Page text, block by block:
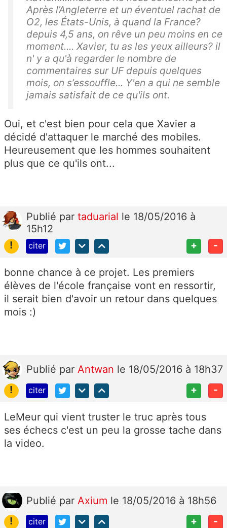
Après l’Angleterre et un éventuel rachat de
O2, les États-Unis, à quand la France?
depuis 4,5 ans, on rêve un peu moins en ce
moment.... Xavier, tu as les yeux ailleurs? il
n' y a qu'à regarder le nombre de
commentaires sur UF depuis quelques
mois, on s’essouffle... Y'en a qui ne semble
jamais satisfait de ce qu'ils ont.
Oui, et c'est bien pour cela que Xavier a
décidé d'attaquer le marché des mobiles.
Heureusement que les hommes souhaitent
plus que ce qu'ils ont...
Publié par taduarial le 18/05/2016 à
15h12
!
citer + -
bonne chance à ce projet. Les premiers
élèves de l'école française vont en ressortir,
il serait bien d'avoir un retour dans quelques
mois :)
Publié par Antwan le 18/05/2016 à 18h37
!
citer + -
LeMeur qui vient truster le truc après tous
ses échecs c'est un peu la grosse tache dans
la video.
Publié par Axium le 18/05/2016 à 18h56
!
citer + -